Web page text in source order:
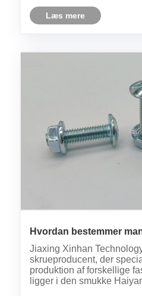
mægtige komponenter er
produktpålidelighed og
Læs mere
Hvordan bestemmer
strammes korrekt?
Jiaxing Xinhan
skrueproducent, der
produktion af forskellige
ligger i den smukke